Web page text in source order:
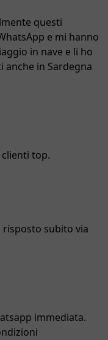
questi
e mi hanno
in nave e li ho
in Sardegna
clienti top.
subito via
immediata.